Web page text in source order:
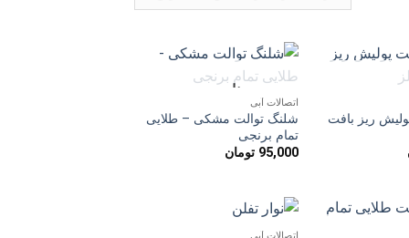
جدیدترین
علاقه
مندی
ریز بافت
علاقه
ناموجود
اتصالات آبی
شلنگ توالت مشکی – طلایی
تمام برنجی
95,000 تومان
اتصالات آبی